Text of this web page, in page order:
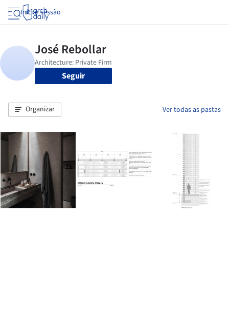
Iniciar sessão
Seguir
Organizar Ver todas as pastas